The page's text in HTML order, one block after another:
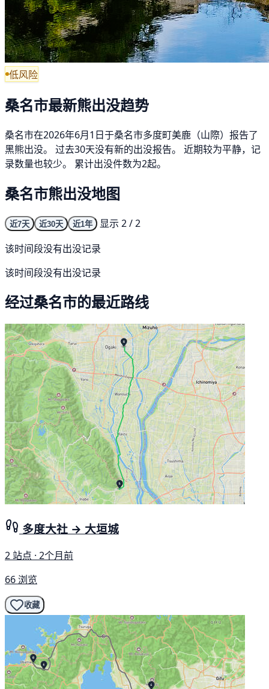
低风险
桑名市最新熊出没趋势
桑名市在2026年6月1日于桑名市多度町美鹿（山際）报告了
黑熊出没。 过去30天没有新的出没报告。 近期较为平静，记
录数量也较少。 累计出没件数为2起。
桑名市熊出没地图
近7天 近30天 近1年
显示 2 / 2
该时间段没有出没记录
该时间段没有出没记录
经过桑名市的最近路线
多度大社 → 大垣城
2 站点 · 2个月前
66 浏览
收藏